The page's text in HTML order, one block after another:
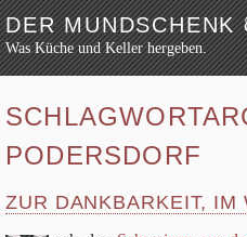
DER MUNDSCHENK
Was Küche und Keller hergeben.
Weiter zum Inhalt
Festmahl
Küche
Keller
PODERSDORF
ZUR DANKBARKEIT, IM